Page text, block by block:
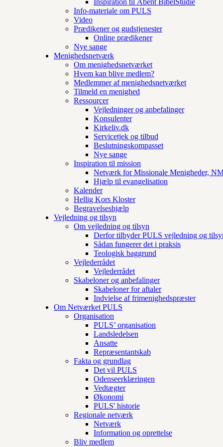
Inspiration til Åbent BibelStudie
Info-materiale om PULS
Video
Prædikener og gudstjenester
Online prædikener
Nye sange
Menighedsnetværk
Om menighedsnetværket
Hvem kan blive medlem?
Medlemmer af menighedsnetværket
Tilmeld en menighed
Ressourcer
Vejledninger og anbefalinger
Konsulenter
Kirkeliv.dk
Servicetjek og tilbud
Beslutningskompasset
Nye sange
Inspiration til mission
Netværk for Missionale Menigheder,
Hjælp til evangelisation
Kalender
Hellig Kors Kloster
Begravelseshjælp
Vejledning og tilsyn
Om vejledning og tilsyn
Derfor tilbyder PULS vejledning og
Sådan fungerer det i praksis
Teologisk baggrund
Vejlederrådet
Vejlederrådet
Skabeloner og anbefalinger
Skabeloner for aftaler
Indvielse af frimenighedspræster
Om Netværket PULS
Organisation
PULS’ organisation
Landsledelsen
Ansatte
Repræsentantskab
Fakta og grundlag
Det vil PULS
Odenseerklæringen
Vedtægter
Økonomi
PULS' historie
Regionale netværk
Netværk
Information og oprettelse
Bliv medlem